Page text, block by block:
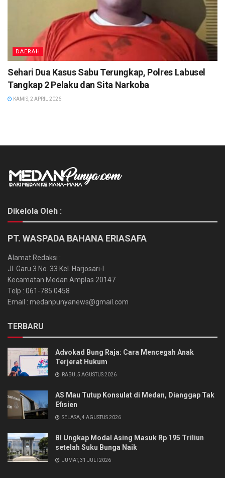
DAERAH
Sehari Dua Kasus Sabu Terungkap, Polres Labusel
Tangkap 2 Pelaku dan Sita Narkoba
KAMIS, 2 APRIL 2026
Dikelola Oleh :
PT. WASPADA BAHANA ERIASAFA
Alamat Redaksi :
Jl. Garu 3 No. 33 Kel. Harjosari-I
Kecamatan Medan Amplas 20147
Telp : 061-785 0458
Email : medanpunyanews@gmail.com
TERBARU
Advokad Bung Raja: Cara Mencegah Anak
Terjerat Hukum
RABU, 5 AGUSTUS 2026
AS Mau Tutup Konsulat di Medan, Dianggap Tak
Efisien
SELASA, 4 AGUSTUS 2026
BI Ungkap Modal Asing Masuk Rp 195 Triliun
setelah Suku Bunga Naik
JUMAT, 31 JULI 2026